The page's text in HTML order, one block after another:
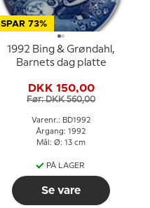
SPAR 73%
1992 Bing & Grøndahl,
Barnets dag platte
DKK 150,00
Før: DKK 560,00
Varenr.: BD1992
Årgang: 1992
Mål: Ø: 13 cm
PÅ LAGER
Se vare